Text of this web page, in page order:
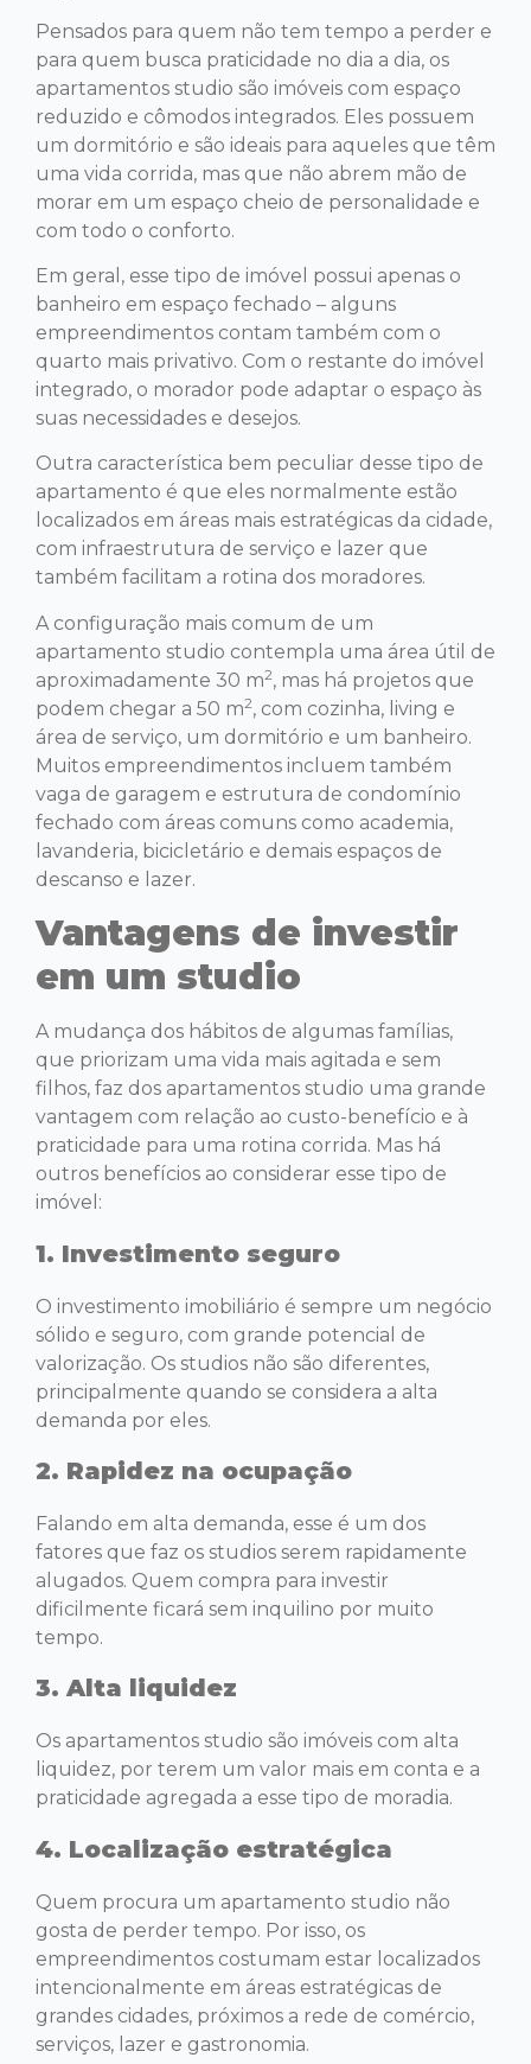
Pensados para quem não tem tempo a perder e
para quem busca praticidade no dia a dia, os
apartamentos studio são imóveis com espaço
reduzido e cômodos integrados. Eles possuem
um dormitório e são ideais para aqueles que têm
uma vida corrida, mas que não abrem mão de
morar em um espaço cheio de personalidade e
com todo o conforto.
Em geral, esse tipo de imóvel possui apenas o
banheiro em espaço fechado – alguns
empreendimentos contam também com o
quarto mais privativo. Com o restante do imóvel
integrado, o morador pode adaptar o espaço às
suas necessidades e desejos.
Outra característica bem peculiar desse tipo de
apartamento é que eles normalmente estão
localizados em áreas mais estratégicas da cidade,
com infraestrutura de serviço e lazer que
também facilitam a rotina dos moradores.
A configuração mais comum de um
apartamento studio contempla uma área útil de
aproximadamente 30 m2, mas há projetos que
podem chegar a 50 m2, com cozinha, living e
área de serviço, um dormitório e um banheiro.
Muitos empreendimentos incluem também
vaga de garagem e estrutura de condomínio
fechado com áreas comuns como academia,
lavanderia, bicicletário e demais espaços de
descanso e lazer.
Vantagens de investir
em um studio
A mudança dos hábitos de algumas famílias,
que priorizam uma vida mais agitada e sem
filhos, faz dos apartamentos studio uma grande
vantagem com relação ao custo-benefício e à
praticidade para uma rotina corrida. Mas há
outros benefícios ao considerar esse tipo de
imóvel:
1. Investimento seguro
O investimento imobiliário é sempre um negócio
sólido e seguro, com grande potencial de
valorização. Os studios não são diferentes,
principalmente quando se considera a alta
demanda por eles.
2. Rapidez na ocupação
Falando em alta demanda, esse é um dos
fatores que faz os studios serem rapidamente
alugados. Quem compra para investir
dificilmente ficará sem inquilino por muito
tempo.
3. Alta liquidez
Os apartamentos studio são imóveis com alta
liquidez, por terem um valor mais em conta e a
praticidade agregada a esse tipo de moradia.
4. Localização estratégica
Quem procura um apartamento studio não
gosta de perder tempo. Por isso, os
empreendimentos costumam estar localizados
intencionalmente em áreas estratégicas de
grandes cidades, próximos a rede de comércio,
serviços, lazer e gastronomia.